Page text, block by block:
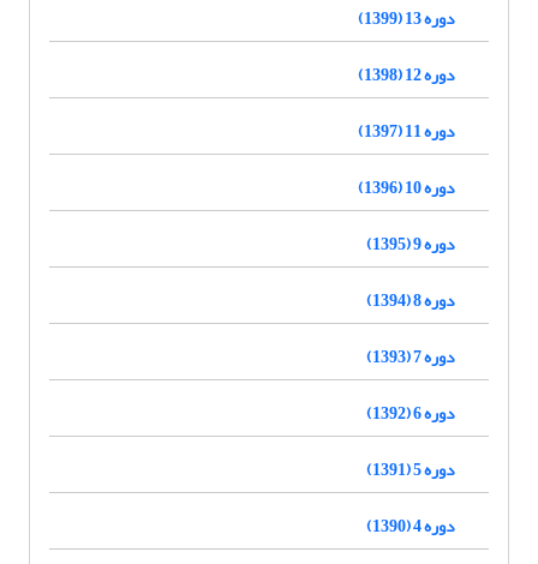
دوره 13 (1399)
دوره 12 (1398)
دوره 11 (1397)
دوره 10 (1396)
دوره 9 (1395)
دوره 8 (1394)
دوره 7 (1393)
دوره 6 (1392)
دوره 5 (1391)
دوره 4 (1390)